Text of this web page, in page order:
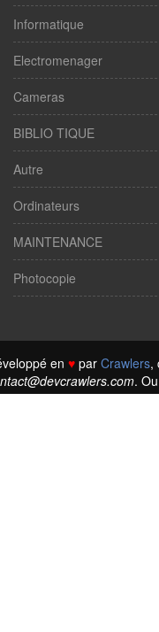
Informatique
Electromenager
Cameras
BIBLIO TIQUE
Autre
Ordinateurs
MAINTENANCE
Photocopie
en ♥ par Crawlers,
.